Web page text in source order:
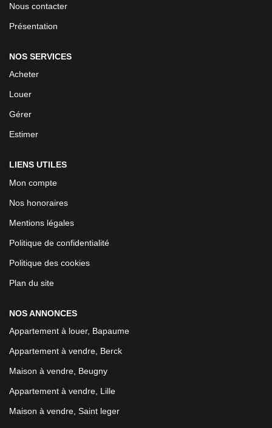
Nous contacter
Présentation
NOS SERVICES
Acheter
Louer
Gérer
Estimer
LIENS UTILES
Mon compte
Nos honoraires
Mentions légales
Politique de confidentialité
Politique des cookies
Plan du site
NOS ANNONCES
Appartement à louer, Bapaume
Appartement à vendre, Berck
Maison à vendre, Beugny
Appartement à vendre, Lille
Maison à vendre, Saint leger